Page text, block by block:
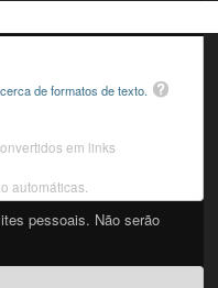
de formatos de texto.
em links
automáticas.
pessoais. Não serão